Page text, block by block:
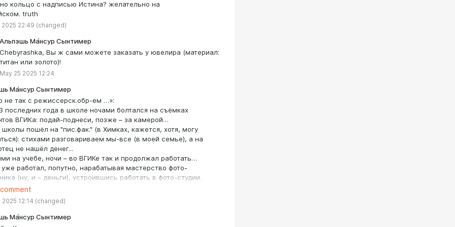
кольцо с надписью Истина? желательно на
truth
2025 22:49 (changed)
Альпэшь Ма́нсур Сынтимер
Chebyrashka, Вы ж сами можете заказать у ювелира (материал:
титан или золото)!
May 25 2025 12:24
Ма́нсур Сынтимер
не так с режиссерск.обр-ем …»:
последних года в школе ночами болтался на съёмках
ВГИКа: подай-поднеси, позже – за камерой…
пошёл на "пис.фак." (в Химках, кажется, хотя, могу
стихами разговариваем мы-все (в моей семье), а на
не нашёл денег...
на учёбе, ночи – во ВГИКе так и продолжал работать…
работал, попутно, нарабатывая мастерство фото-
(ну, и – деньги), устроившись работать в фото-студии.
IIIго курса такой жизни загремел в реанимацию с
сердца.
с тобой! иди на операторский.” - …сын к тому времени
2025 12:14 (changed)
Ма́нсур Сынтимер